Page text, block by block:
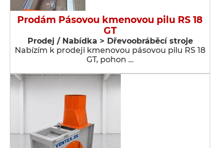
Prodám Pásovou kmenovou pilu RS 18
GT
Prodej / Nabídka > Dřevoobráběcí stroje
Nabízím k prodeji kmenovou pásovou pilu RS 18
GT, pohon …